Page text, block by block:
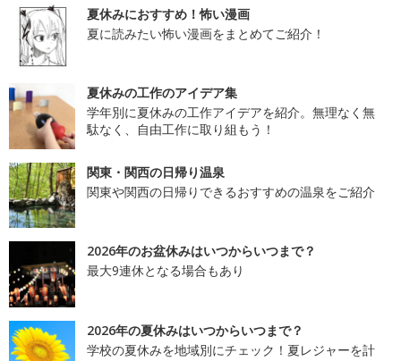
夏休みにおすすめ！怖い漫画
夏に読みたい怖い漫画をまとめてご紹介！
夏休みの工作のアイデア集
学年別に夏休みの工作アイデアを紹介。無理なく無
駄なく、自由工作に取り組もう！
関東・関西の日帰り温泉
関東や関西の日帰りできるおすすめの温泉をご紹介
2026年のお盆休みはいつからいつまで？
最大9連休となる場合もあり
2026年の夏休みはいつからいつまで？
学校の夏休みを地域別にチェック！夏レジャーを計